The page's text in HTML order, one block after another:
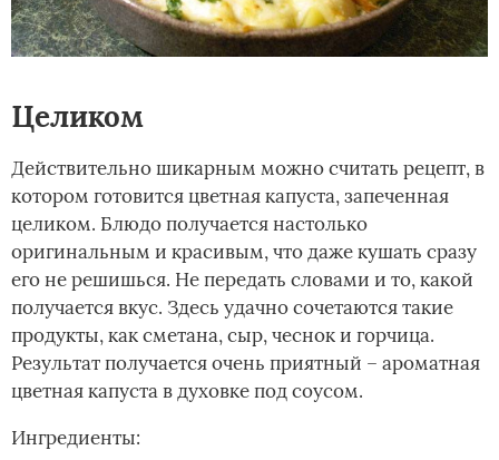
Целиком
Действительно шикарным можно считать рецепт, в
котором готовится цветная капуста, запеченная
целиком. Блюдо получается настолько
оригинальным и красивым, что даже кушать сразу
его не решишься. Не передать словами и то, какой
получается вкус. Здесь удачно сочетаются такие
продукты, как сметана, сыр, чеснок и горчица.
Результат получается очень приятный – ароматная
цветная капуста в духовке под соусом.
Ингредиенты: